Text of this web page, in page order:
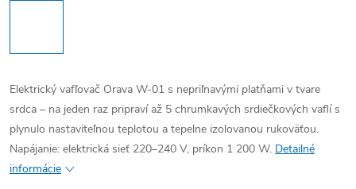
Elektrický vafľovač Orava W-01 s nepriľnavými platňami v tvare
srdca – na jeden raz pripraví až 5 chrumkavých srdiečkových vaflí s
plynulo nastaviteľnou teplotou a tepelne izolovanou rukoväťou.
Napájanie: elektrická sieť 220–240 V, príkon 1 200 W. Detailné
informácie